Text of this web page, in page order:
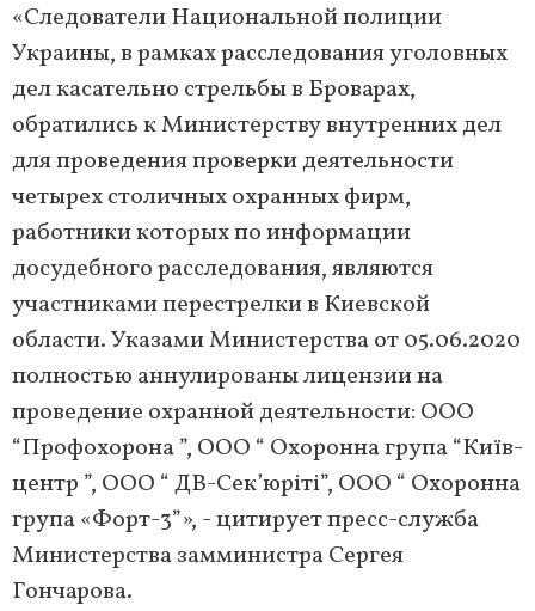
«Следователи Национальной полиции
Украины, в рамках расследования уголовных
дел касательно стрельбы в Броварах,
обратились к Министерству внутренних дел
для проведения проверки деятельности
четырех столичных охранных фирм,
работники которых по информации
досудебного расследования, являются
участниками перестрелки в Киевской
области. Указами Министерства от 05.06.2020
полностью аннулированы лицензии на
проведение охранной деятельности: ООО
“Профохорона ”, ООО “ Охоронна група “Київ-
центр ”, ООО “ ДВ-Сек’юріті”, ООО “ Охоронна
група «Форт-3”», - цитирует пресс-служба
Министерства замминистра Сергея
Гончарова.